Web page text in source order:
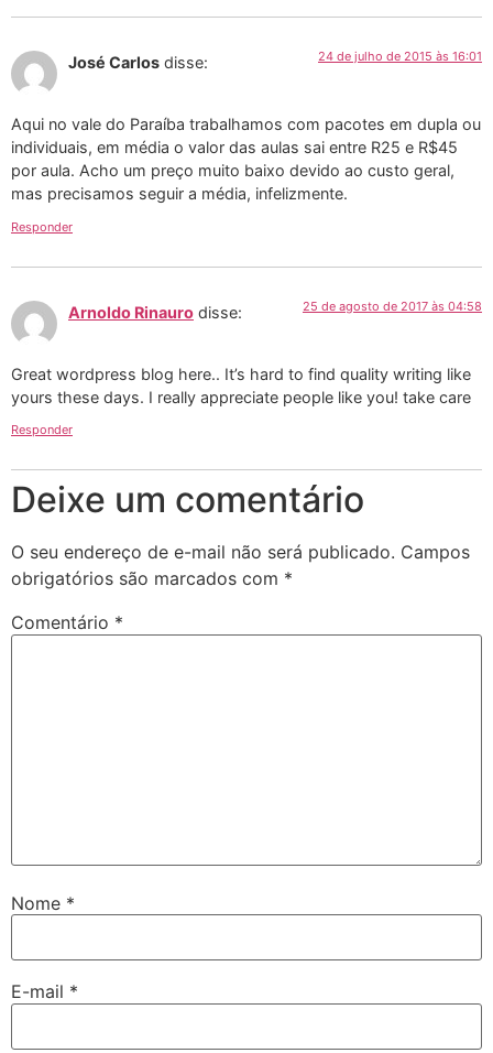
José Carlos disse: 24 de julho de 2015 às 16:01
Aqui no vale do Paraíba trabalhamos com pacotes em dupla ou
individuais, em média o valor das aulas sai entre R25 e R$45
por aula. Acho um preço muito baixo devido ao custo geral,
mas precisamos seguir a média, infelizmente.
Responder
Arnoldo Rinauro disse: 25 de agosto de 2017 às 04:58
Great wordpress blog here.. It’s hard to find quality writing like
yours these days. I really appreciate people like you! take care
Responder
Deixe um comentário
O seu endereço de e-mail não será publicado. Campos
obrigatórios são marcados com *
Comentário *
Nome *
E-mail *